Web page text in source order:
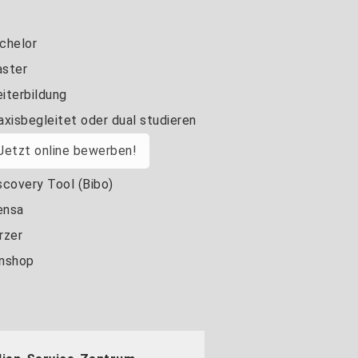
oder dual studieren
online bewerben!
Tool (Bibo)